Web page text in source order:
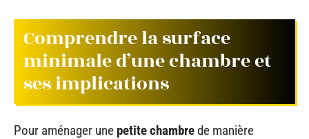
Comprendre la surface
minimale d’une chambre et
ses implications
Pour aménager une petite chambrede manière